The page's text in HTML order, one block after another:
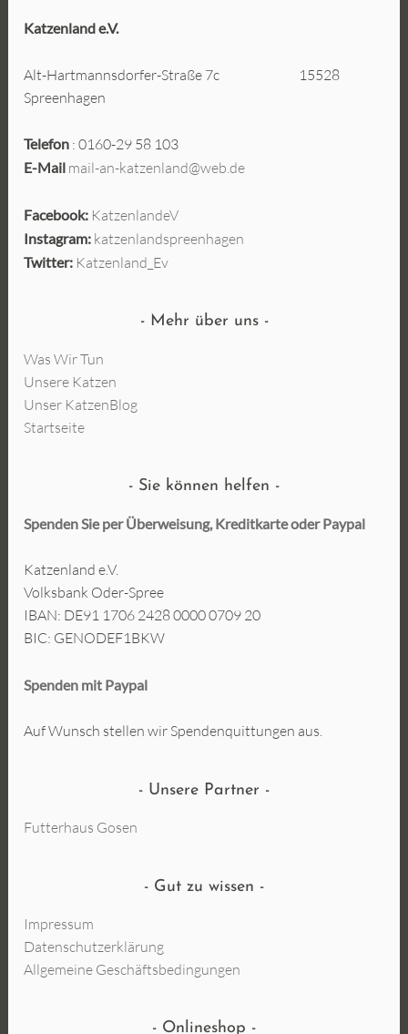
Katzenland e.V.
Alt-Hartmannsdorfer-Straße 7c 15528
Spreenhagen
Telefon : 0160-29 58 103
E-Mail mail-an-katzenland@web.de
Facebook: KatzenlandeV
Instagram: katzenlandspreenhagen
Twitter: Katzenland_Ev
Mehr über uns
Was Wir Tun
Unsere Katzen
Unser KatzenBlog
Startseite
Sie können helfen
Spenden Sie per Überweisung, Kreditkarte oderPaypal
Katzenland e.V.
Volksbank Oder-Spree
IBAN: DE91 1706 2428 0000 0709 20
BIC: GENODEF1BKW
Spenden mit Paypal
Auf Wunsch stellen wir Spendenquittungen aus.
Unsere Partner
Futterhaus Gosen
Gut zu wissen
Impressum
Datenschutzerklärung
Allgemeine Geschäftsbedingungen
Onlineshop